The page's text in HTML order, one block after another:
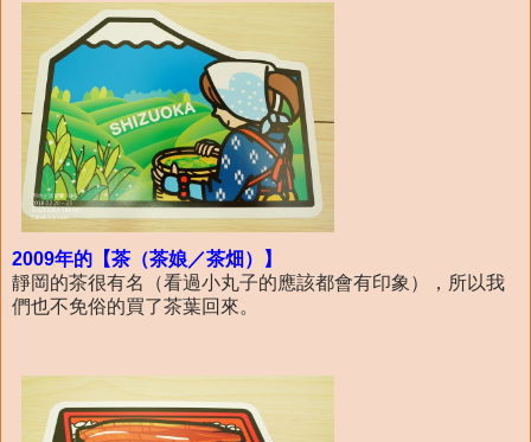
2009年的【茶（茶娘／茶畑）】
靜岡的茶很有名（看過小丸子的應該都會有印象），所以我
們也不免俗的買了茶葉回來。